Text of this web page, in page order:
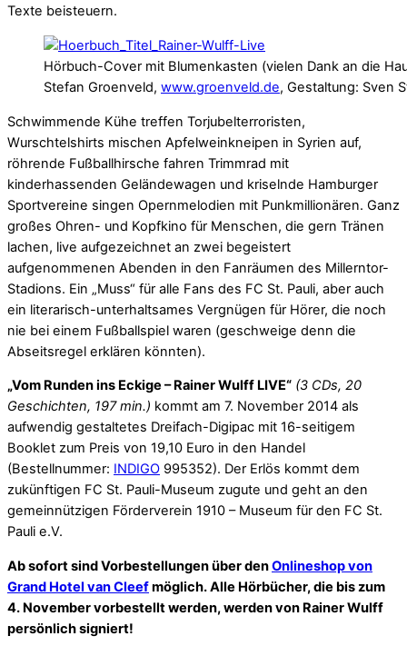
Texte beisteuern.
Hörbuch-Cover mit Blumenkasten (vielen Dank an die
Stefan Groenveld, www.groenveld.de, Gestaltung: Sven
Schwimmende Kühe treffen Torjubelterroristen,
Wurschtelshirts mischen Apfelweinkneipen in Syrien auf,
röhrende Fußballhirsche fahren Trimmrad mit
kinderhassenden Geländewagen und kriselnde Hamburger
Sportvereine singen Opernmelodien mit Punkmillionären. Ganz
großes Ohren- und Kopfkino für Menschen, die gern Tränen
lachen, live aufgezeichnet an zwei begeistert
aufgenommenen Abenden in den Fanräumen des Millerntor-
Stadions. Ein „Muss“ für alle Fans des FC St. Pauli, aber auch
ein literarisch-unterhaltsames Vergnügen für Hörer, die noch
nie bei einem Fußballspiel waren (geschweige denn die
Abseitsregel erklären könnten).
„Vom Runden ins Eckige – Rainer Wulff LIVE“ (3 CDs, 20
Geschichten, 197 min.) kommt am 7. November 2014 als
aufwendig gestaltetes Dreifach-Digipac mit 16-seitigem
Booklet zum Preis von 19,10 Euro in den Handel
(Bestellnummer: INDIGO 995352). Der Erlös kommt dem
zukünftigen FC St. Pauli-Museum zugute und geht an den
gemeinnützigen Förderverein 1910 – Museum für den FC St.
Pauli e.V.
Ab sofort sind Vorbestellungen über denOnlineshop von
Grand Hotel van Cleefmöglich. Alle Hörbücher, die bis zum
4. November vorbestellt werden, werden von Rainer Wulff
persönlich signiert!